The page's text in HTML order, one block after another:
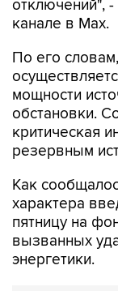
По его
мощности
обстановки.
критическая
резервным
Как
пятницу на
вызванных
энергетики.
Запорожская